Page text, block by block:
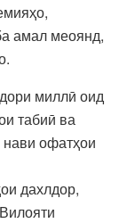
амал меоянд,
миллӣ оид
табиӣ ва
офатҳои
дахлдор,